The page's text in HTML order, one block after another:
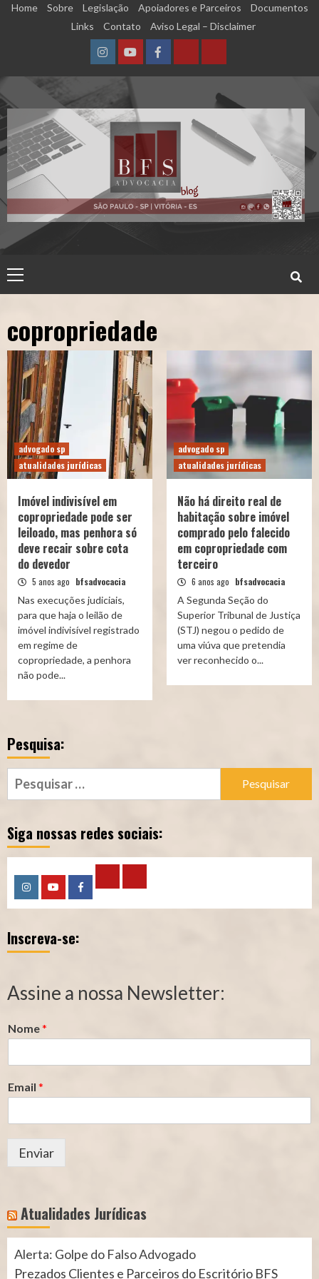
SkipHome Sobre Legislação Apoiadores e Parceiros
Documentos
Links
Contato Aviso Legal – Disclaimer
InstagramYouTubeFacebookCalculadora
Qualidade
de
Segurado
(INSS)
Calculadora
Tempo
de
Contribuição
Menu
copropriedade
advogado sp
atualidades jurídicas
Imóvel indivisível em
copropriedade pode ser
leiloado, mas penhora só
deve recair sobre cota
do devedor
5 anos ago bfsadvocacia
Nas execuções judiciais,
para que haja o leilão de
imóvel indivisível registrado
em regime de
copropriedade, a penhora
não pode...
advogado sp
atualidades jurídicas
Não há direito real de
habitação sobre imóvel
comprado pelo falecido
em copropriedade com
terceiro
6 anos ago bfsadvocacia
A Segunda Seção do
Superior Tribunal de Justiça
(STJ) negou o pedido de
uma viúva que pretendia
ver reconhecido o...
Pesquisa:
Pesquisar
por:
Siga nossas redes sociais:
InstagramYouTubeFacebook
Calculadora
–
Segurado
Calculadora
–
Contribuição
Inscreva-se:
Assine a nossa Newsletter:
Nome*
Email *
Enviar
Atualidades Jurídicas
Alerta: Golpe do Falso Advogado
Prezados Clientes e Parceiros do Escritório BFS